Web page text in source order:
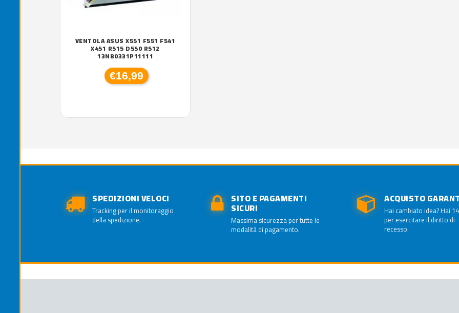
VENTOLA ASUS X551 F551 F541
X451 R515 D550 R512
13NB0331P11111
€16,99
SPEDIZIONI VELOCI
Tracking per il monitoraggio
della spedizione.
SITO E PAGAMENTI
SICURI
Massima sicurezza per tutte le
modalità di pagamento.
ACQUISTO
Hai cambiato idea? Hai
per esercitare il diritto di
recesso.